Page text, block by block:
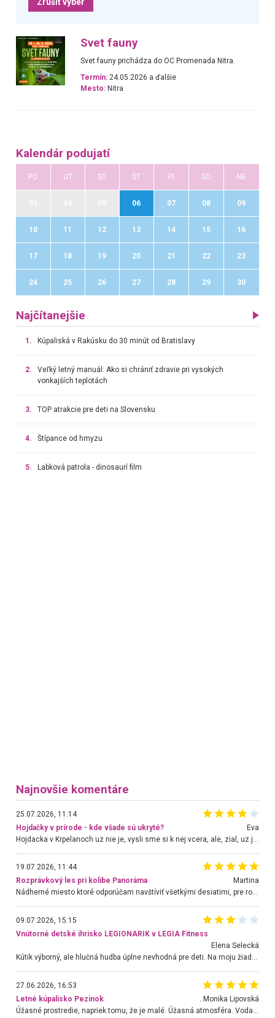
Svet fauny
Svet fauny prichádza do OC Promenada Nitra.
Termín: 24.05.2026 a ďalšie
Mesto: Nitra
Kalendár podujatí
PO UT ST ŠT PI SO NE
06 07 08 09
10 11 12 13 14 15 16
17 18 19 20 21 22 23
24 25 26 27 28 29 30
Najčítanejšie
1. Kúpaliská v Rakúsku do 30 minút od Bratislavy
2.
Veľký letný manuál: Ako si chrániť zdravie pri vysokých
vonkajších teplotách
3. TOP atrakcie pre deti na Slovensku
4. Štípance od hmyzu
5. Labková patrola - dinosaurí film
Najnovšie komentáre
25.07.2026, 11:14
Hojdačky v prírode - kde všade sú ukryté?
Eva
19.07.2026, 11:44
Rozprávkový les pri kolibe Panoráma
Martina
Nádherné miesto ktoré odporúčam navštíviť všetkými desiatimi, pre rodiny s deťmi, dôchodcom... Proste a jednoducho ozaj rozprávkový les.. určite ešte prídeme. Odniesli sme si na pamiatku krásne tričká,
09.07.2026, 15:15
Vnútorné detské ihrisko LEGIONARIK v LEGIA Fitness
Elena Selecká
Kútik výborný, ale hlučná hudba úplne nevhodná pre deti. Na moju žiadosť o aspoň sušenie nereagovali.
27.06.2026, 16:53
Letné kúpalisko Pezinok
. Monika Lipovská